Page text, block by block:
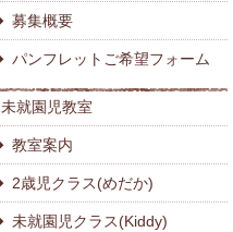
募集概要
パンフレットご希望フォーム
未就園児教室
教室案内
2歳児クラス(めだか)
未就園児クラス(Kiddy)